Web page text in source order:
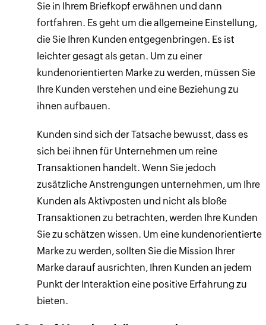
Sie in Ihrem Briefkopf erwähnen und dann
fortfahren. Es geht um die allgemeine Einstellung,
die Sie Ihren Kunden entgegenbringen. Es ist
leichter gesagt als getan. Um zu einer
kundenorientierten Marke zu werden, müssen Sie
Ihre Kunden verstehen und eine Beziehung zu
ihnen aufbauen.
Kunden sind sich der Tatsache bewusst, dass es
sich bei ihnen für Unternehmen um reine
Transaktionen handelt. Wenn Sie jedoch
zusätzliche Anstrengungen unternehmen, um Ihre
Kunden als Aktivposten und nicht als bloße
Transaktionen zu betrachten, werden Ihre Kunden
Sie zu schätzen wissen. Um eine kundenorientierte
Marke zu werden, sollten Sie die Mission Ihrer
Marke darauf ausrichten, Ihren Kunden an jedem
Punkt der Interaktion eine positive Erfahrung zu
bieten.